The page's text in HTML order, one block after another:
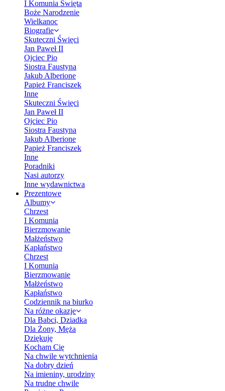
I Komunia Święta
Boże Narodzenie
Wielkanoc
Biografie
Skuteczni Święci
Jan Paweł II
Ojciec Pio
Siostra Faustyna
Jakub Alberione
Papież Franciszek
Inne
Skuteczni Święci
Jan Paweł II
Ojciec Pio
Siostra Faustyna
Jakub Alberione
Papież Franciszek
Inne
Poradniki
Nasi autorzy
Inne wydawnictwa
Prezentowe
Albumy
Chrzest
I Komunia
Bierzmowanie
Małżeństwo
Kapłaństwo
Chrzest
I Komunia
Bierzmowanie
Małżeństwo
Kapłaństwo
Codziennik na biurko
Na różne okazje
Dla Babci, Dziadka
Dla Żony, Męża
Dziękuję
Kocham Cię
Na chwile wytchnienia
Na dobry dzień
Na imieniny, urodziny
Na trudne chwile